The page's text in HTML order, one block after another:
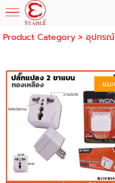
Product Category> อุปกรณ์
แน